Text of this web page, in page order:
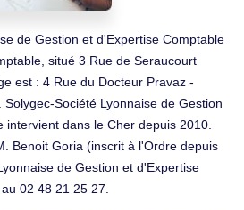
de Gestion et d'Expertise Comptable
situé 3 Rue de Seraucourt
est : 4 Rue du Docteur Pravaz -
Société Lyonnaise de Gestion
intervient dans le Cher depuis 2010.
Benoit Goria (inscrit à l'Ordre depuis
de Gestion et d'Expertise
02 48 21 25 27.